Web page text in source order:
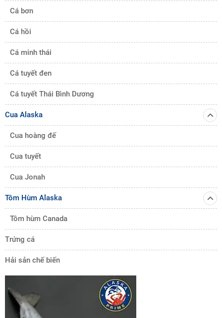
Cá bơn
Cá hồi
Cá minh thái
Cá tuyết đen
Cá tuyết Thái Bình Dương
Cua Alaska
Cua hoàng đế
Cua tuyết
Cua Jonah
Tôm Hùm Alaska
Tôm hùm Canada
Trứng cá
Hải sản chế biến